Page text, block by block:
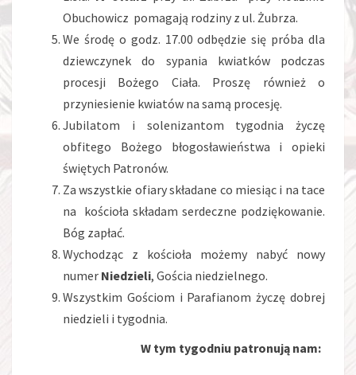
Obuchowicz pomagają rodziny z ul. Żubrza.
We środę o godz. 17.00 odbędzie się próba dla
dziewczynek do sypania kwiatków podczas
procesji Bożego Ciała. Proszę również o
przyniesienie kwiatów na samą procesję.
Jubilatom i solenizantom tygodnia życzę
obfitego Bożego błogosławieństwa i opieki
świętych Patronów.
Za wszystkie ofiary składane co miesiąc i na tace
na kościoła składam serdeczne podziękowanie.
Bóg zapłać.
Wychodząc z kościoła możemy nabyć nowy
numer Niedzieli, Gościa niedzielnego.
Wszystkim Gościom i Parafianom życzę dobrej
niedzieli i tygodnia.
W tym tygodniu patronują nam: